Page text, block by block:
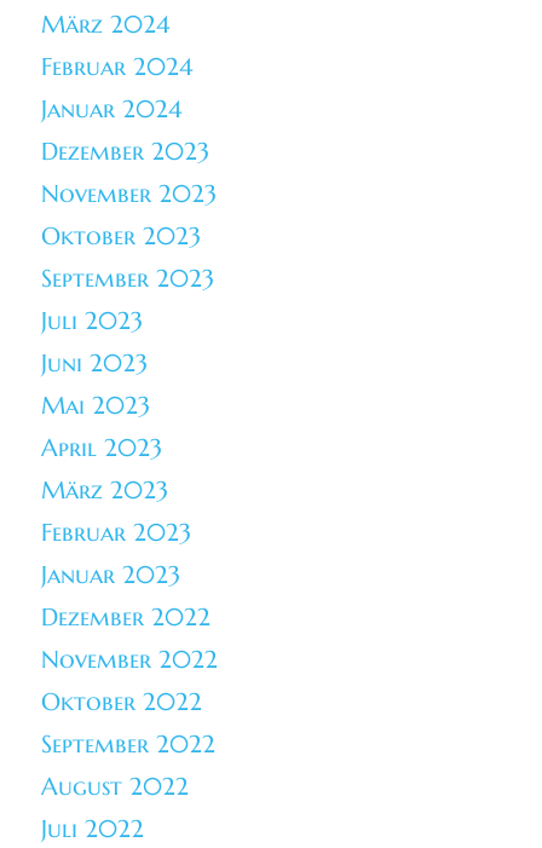
März 2024
Februar 2024
Januar 2024
Dezember 2023
November 2023
Oktober 2023
September 2023
Juli 2023
Juni 2023
Mai 2023
April 2023
März 2023
Februar 2023
Januar 2023
Dezember 2022
November 2022
Oktober 2022
September 2022
August 2022
Juli 2022